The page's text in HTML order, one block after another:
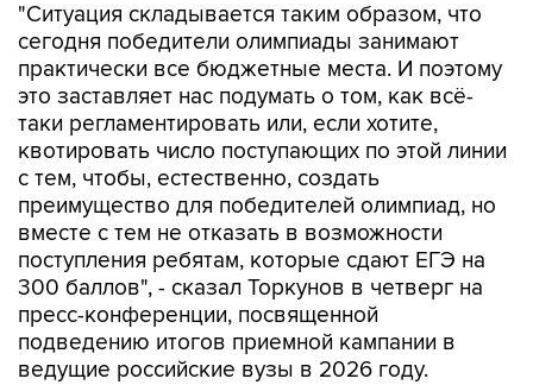
"Ситуация складывается таким образом, что
сегодня победители олимпиады занимают
практически все бюджетные места. И поэтому
это заставляет нас подумать о том, как всё-
таки регламентировать или, если хотите,
квотировать число поступающих по этой линии
с тем, чтобы, естественно, создать
преимущество для победителей олимпиад, но
вместе с тем не отказать в возможности
поступления ребятам, которые сдают ЕГЭ на
300 баллов", - сказал Торкунов в четверг на
пресс-конференции, посвященной
подведению итогов приемной кампании в
ведущие российские вузы в 2026 году.